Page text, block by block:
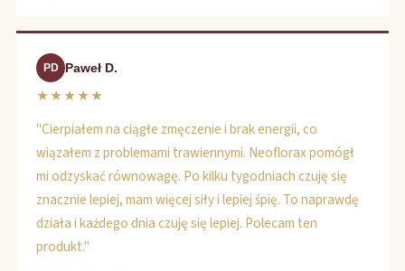
PD Paweł D.
★★★★★
"Cierpiałem na ciągłe zmęczenie i brak energii, co
wiązałem z problemami trawiennymi. Neoflorax pomógł
mi odzyskać równowagę. Po kilku tygodniach czuję się
znacznie lepiej, mam więcej siły i lepiej śpię. To naprawdę
działa i każdego dnia czuję się lepiej. Polecam ten
produkt."